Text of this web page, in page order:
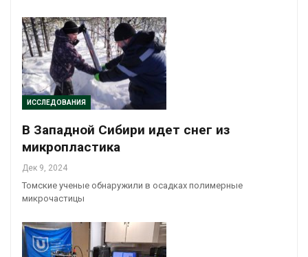
ИССЛЕДОВАНИЯ
В Западной Сибири идет снег из
микропластика
Дек 9, 2024
Томские ученые обнаружили в осадках полимерные
микрочастицы